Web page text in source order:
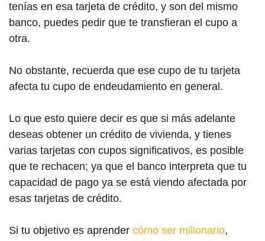
tenías en esa tarjeta de crédito, y son del mismo
banco, puedes pedir que te transfieran el cupo a
otra.
No obstante, recuerda que ese cupo de tu tarjeta
afecta tu cupo de endeudamiento en general.
Lo que esto quiere decir es que si más adelante
deseas obtener un crédito de vivienda, y tienes
varias tarjetas con cupos significativos, es posible
que te rechacen; ya que el banco interpreta que tu
capacidad de pago ya se está viendo afectada por
esas tarjetas de crédito.
Si tu objetivo es aprender cómo ser millonario,